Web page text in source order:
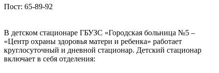
Пост: 65-89-92
В детском стационаре ГБУЗС «Городская больница №5 –
«Центр охраны здоровья матери и ребенка» работает
круглосуточный и дневной стационар. Детский стационар
включает в себя отделения: